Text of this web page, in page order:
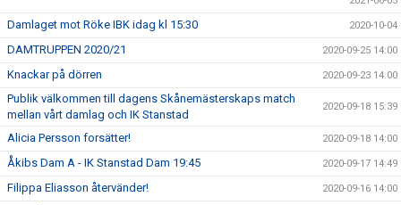
Damlaget mot Röke IBK idag kl 15:30 2020-10-04
DAMTRUPPEN 2020/21 2020-09-25 14:00
Knackar på dörren 2020-09-23 14:00
Publik välkommen till dagens Skånemästerskaps match
mellan vårt damlag och IK Stanstad
2020-09-18 15:39
Alicia Persson forsätter! 2020-09-18 14:00
Åkibs Dam A - IK Stanstad Dam 19:45 2020-09-17 14:49
Filippa Eliasson återvänder! 2020-09-16 14:00